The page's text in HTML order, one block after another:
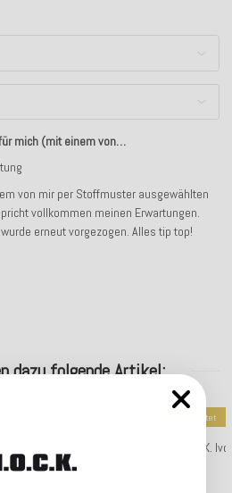
mich (mit einem von…
von mir per Stoffmuster ausgewählten
vollkommen meinen Erwartungen.
erneut vorgezogen. Alles tip top!
dazu folgende Artikel:
Top bewertet
H.O.C.K.